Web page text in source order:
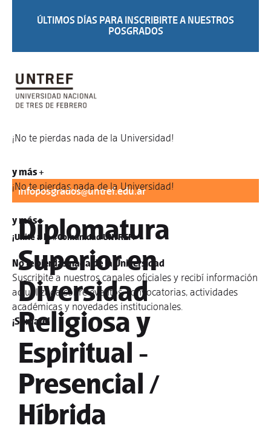
ÚLTIMOS DÍAS PARA INSCRIBIRTE A NUESTROS
POSGRADOS
¡No te pierdas nada de la Universidad!
y más +
¡No te pierdas nada de la Universidad!
y más +
¡Unite a la #Comunidad UNTREF!
No te pierdas nada de la Universidad
Suscribite a nuestros canales oficiales y recibí información
actualizada sobre eventos, convocatorias, actividades
académicas y novedades institucionales.
¡Sumate!
Para informes:
infoposgrados@untref.edu.ar
Diplomatura
Superior en
Diversidad
Religiosa y
Espiritual -
Presencial /
Híbrida